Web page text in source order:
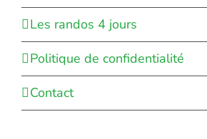
Les randos 4 jours
Politique de confidentialité
Contact